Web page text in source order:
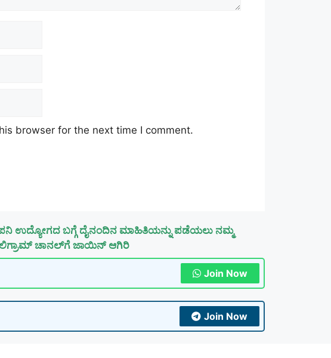
browser for the next time I comment.
ಉದ್ಯೋಗದ ಬಗ್ಗೆ ದೈನಂದಿನ ಮಾಹಿತಿಯನ್ನು ಪಡೆಯಲು ನಮ್ಮ
ಚಾನಲ್‌ಗೆ ಜಾಯಿನ್ ಆಗಿರಿ
Join Now
Join Now